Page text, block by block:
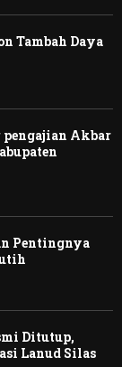
Tambah Daya
pengajian Akbar
Pentingnya
Ditutup,
Lanud Silas